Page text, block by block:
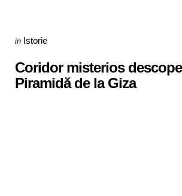
Categories
Posted
in Istorie
Coridor misterios
Piramidă de la Giza